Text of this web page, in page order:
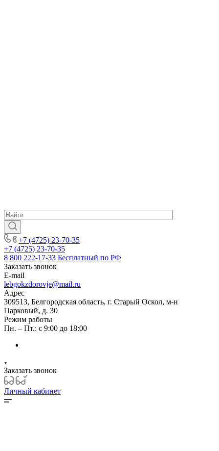
+7 (4725) 23-70-35
+7 (4725) 23-70-35
8 800 222-17-33 Бесплатный по РФ
Заказать звонок
E-mail
lebgokzdorovje@mail.ru
Адрес
309513, Белгородская область, г. Старый Оскол, м-н
Парковый, д. 30
Режим работы
Пн. – Пт.: с 9:00 до 18:00
Заказать звонок
Личный кабинет